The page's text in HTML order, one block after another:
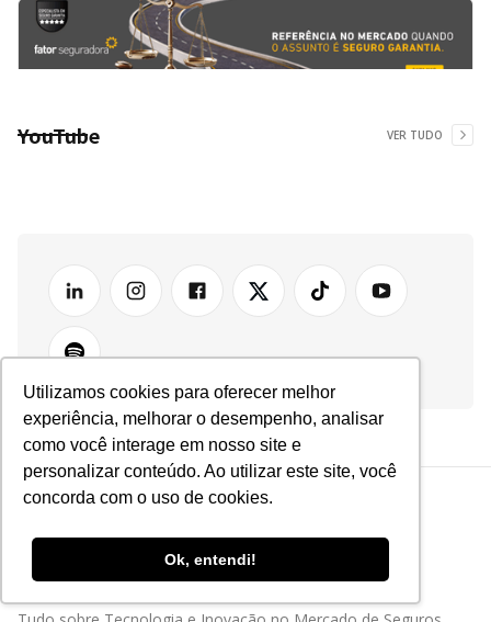
Utilizamos cookies para oferecer melhor
experiência, melhorar o desempenho, analisar
como você interage em nosso site e
personalizar conteúdo. Ao utilizar este site, você
concorda com o uso de cookies.
Ok, entendi!
YouTube VER TUDO